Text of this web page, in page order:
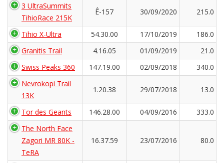
3 UltraSummits
TihioRace 215K
Ê-157 30/09/2020 215.0
Tihio X-Ultra 54.30.00 17/10/2019
186.0
Granitis Trail
4.16.05 01/09/2019
21.0
Swiss Peaks 360
147.19.00 02/09/2018
340.0
Nevrokopi Trail
13K
1.20.38 29/07/2018 13.0
Tor des Geants 146.28.00 04/09/2016
333.0
The North Face
Zagori MR 80K -
TeRA
16.37.59 23/07/2016 80.0